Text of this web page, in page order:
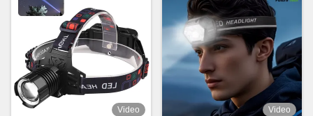
Video Video